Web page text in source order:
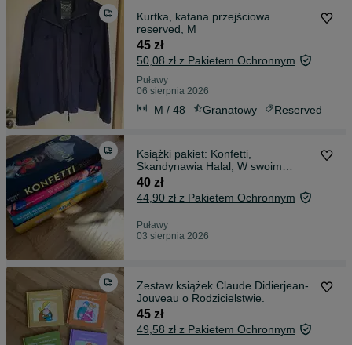
Kurtka, katana przejściowa
reserved, M
45 zł
50,08 zł z Pakietem Ochronnym
Puławy
06 sierpnia 2026
M / 48 Granatowy Reserved
Książki pakiet: Konfetti,
Skandynawia Halal, W swoim
czasie, Rozwód
40 zł
44,90 zł z Pakietem Ochronnym
Puławy
03 sierpnia 2026
Zestaw książek Claude Didierjean-
Jouveau o Rodzicielstwie.
45 zł
49,58 zł z Pakietem Ochronnym